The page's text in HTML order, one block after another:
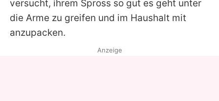
versucht, ihrem Spross so gut es geht unter
die Arme zu greifen und im Haushalt mit
anzupacken.
Anzeige